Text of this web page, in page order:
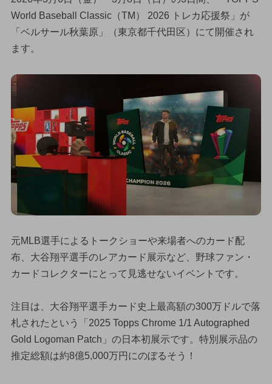
World Baseball Classic（TM） 2026 トレカ応援祭」が
「ベルサール秋葉原」（東京都千代田区）にて開催され
ます。
元MLB選手によるトークショーや来場者へのカード配
布、大谷翔平選手のレアカード展示など、野球ファン・
カードコレクターにとって見逃せないイベントです。
注目は、大谷翔平選手カード史上最高額の300万ドルで落
札されたという「2025 Topps Chrome 1/1 Autographed
Gold Logoman Patch」の日本初展示です。特別展示品の
推定総額は約8億5,000万円にのぼるそう！